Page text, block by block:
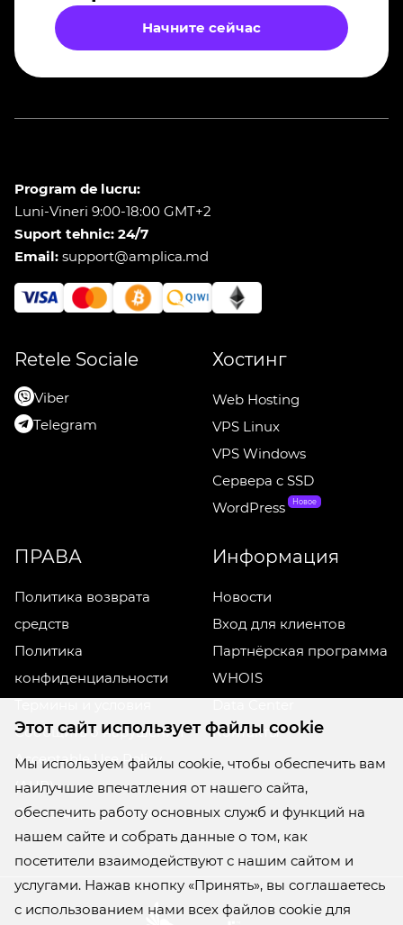
Этот сайт использует файлы cookie
Мы используем файлы cookie, чтобы обеспечить вам
наилучшие впечатления от нашего сайта,
обеспечить работу основных служб и функций на
нашем сайте и собрать данные о том, как
посетители взаимодействуют с нашим сайтом и
услугами. Нажав кнопку «Принять», вы соглашаетесь
с использованием нами всех файлов cookie для
Начните сейчас
Program de lucru:
Luni-Vineri 9:00-18:00 GMT+2
Suport tehnic: 24/7
Email: support@amplica.md
Retele Sociale
Viber
Telegram
Хостинг
Web Hosting
VPS Linux
VPS Windows
Сервера c SSD
Новое
WordPress
ПРАВА
Политика возврата
средств
Политика
конфиденциальности
Сообщить о нарушении
Acceptable Use Policy
(AUP)
Скачать документы
Информация
Новости
Вход для клиентов
Партнёрская программа
WHOIS
Контакты